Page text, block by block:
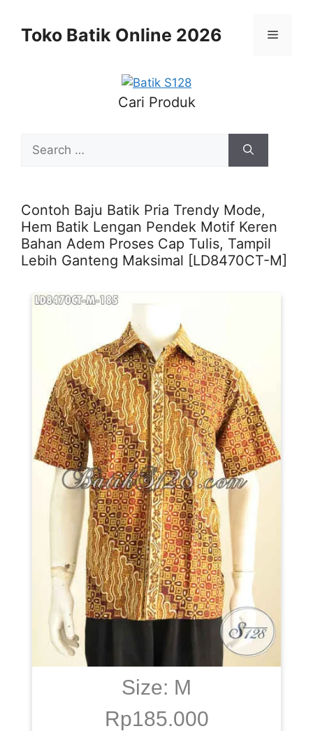
contentToko Batik Online 2026 Menu
Cari Produk
for:
Contoh Baju Batik Pria Trendy Mode,
Hem Batik Lengan Pendek Motif Keren
Bahan Adem Proses Cap Tulis, Tampil
Lebih Ganteng Maksimal [LD8470CT-M]
Size: M
Rp185.000